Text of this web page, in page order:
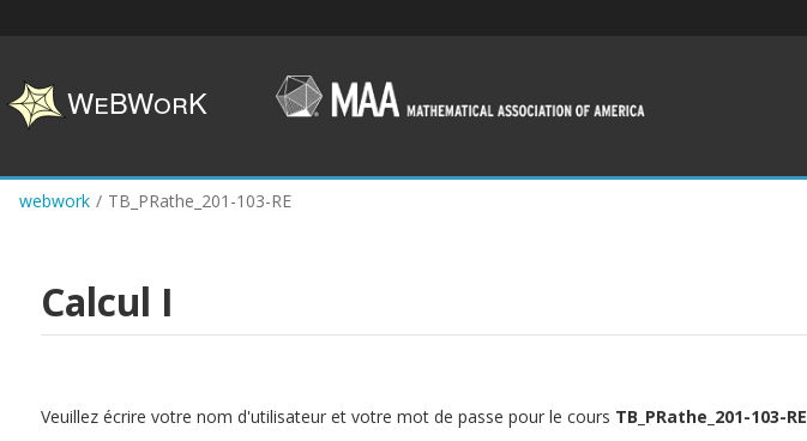
content
webwork / TB_PRathe_201-103-RE
Calcul I
Veuillez écrire votre nom d'utilisateur et votre mot de passe pour le cours TB_PRathe_201-103-RE